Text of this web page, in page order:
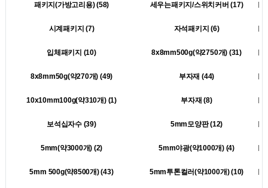
패키지(가방고리용) (58) 세우는패키지/스위치커버 (17)
시계패키지 (7) 자석패키지 (6)
입체패키지 (10) 8x8mm500g(약2750개) (31)
8x8mm50g(약270개) (49) 부자재 (44)
10x10mm100g(약310개) (1) 부자재 (8)
보석십자수 (39) 5mm모양판 (12)
5mm(약3000개) (2) 5mm야광(약1000개) (4)
5mm 500g(약8500개) (43) 5mm투톤컬러(약1000개) (10)